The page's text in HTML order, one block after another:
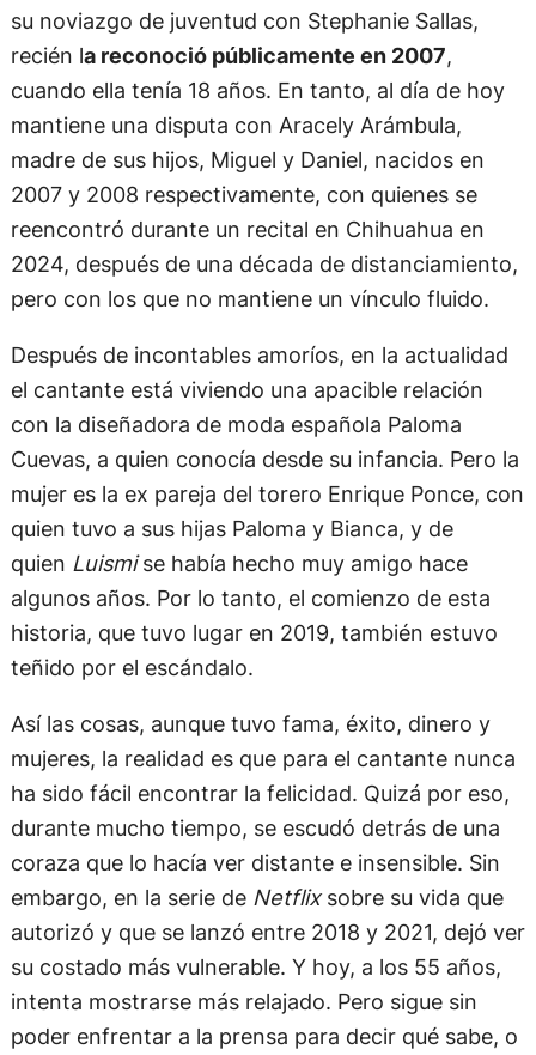
su noviazgo de juventud con Stephanie Sallas,
recién la reconoció públicamente en 2007,
cuando ella tenía 18 años. En tanto, al día de hoy
mantiene una disputa con Aracely Arámbula,
madre de sus hijos, Miguel y Daniel, nacidos en
2007 y 2008 respectivamente, con quienes se
reencontró durante un recital en Chihuahua en
2024, después de una década de distanciamiento,
pero con los que no mantiene un vínculo fluido.
Después de incontables amoríos, en la actualidad
el cantante está viviendo una apacible relación
con la diseñadora de moda española Paloma
Cuevas, a quien conocía desde su infancia. Pero la
mujer es la ex pareja del torero Enrique Ponce, con
quien tuvo a sus hijas Paloma y Bianca, y de
quien Luismise había hecho muy amigo hace
algunos años. Por lo tanto, el comienzo de esta
historia, que tuvo lugar en 2019, también estuvo
teñido por el escándalo.
Así las cosas, aunque tuvo fama, éxito, dinero y
mujeres, la realidad es que para el cantante nunca
ha sido fácil encontrar la felicidad. Quizá por eso,
durante mucho tiempo, se escudó detrás de una
coraza que lo hacía ver distante e insensible. Sin
embargo, en la serie de Netflixsobre su vida que
autorizó y que se lanzó entre 2018 y 2021, dejó ver
su costado más vulnerable. Y hoy, a los 55 años,
intenta mostrarse más relajado. Pero sigue sin
poder enfrentar a la prensa para decir qué sabe, o